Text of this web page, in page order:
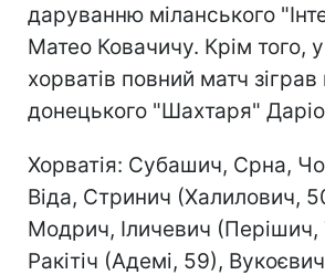
даруванню міланського
Матео Ковачичу. Крім того,
хорватів повний матч
донецького "Шахтаря"
Хорватія: Субашич, Срна,
Віда, Стринич (Халилович,
Модрич, Іличевич (Перішич,
Ракітіч (Адемі, 59), Вукоєвич